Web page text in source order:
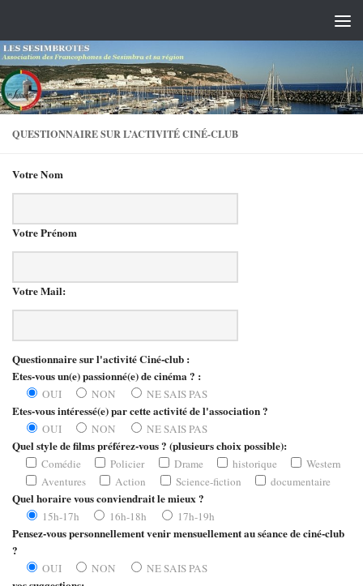
QUESTIONNAIRE SUR L’ACTIVITÉ CINÉ-CLUB
Votre Nom
Votre Prénom
Votre Mail:
Questionnaire sur l'activité Ciné-club :
Etes-vous un(e) passionné(e) de cinéma ? :
OUI NON NE SAIS PAS
Etes-vous intéressé(e) par cette activité de l'association ?
OUI NON NE SAIS PAS
Quel style de films préférez-vous ? (plusieurs choix possible):
Comédie Policier Drame historique
Western
Aventures
Action Science-fiction documentaire
Quel horaire vous conviendrait le mieux ?
15h-17h 16h-18h 17h-19h
Pensez-vous personnellement venir mensuellement au séance de ciné-club
?
OUI NON NE SAIS PAS